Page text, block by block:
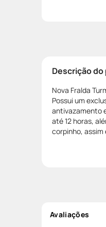
Descrição
Nova Fralda
Possui um
antivazamento
até 12 horas,
corpinho,
Avaliações